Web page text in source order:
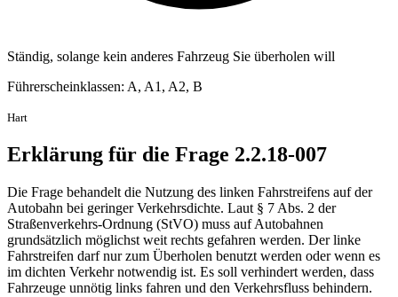
Ständig, solange kein anderes Fahrzeug Sie überholen will
Führerscheinklassen: A, A1, A2, B
Hart
Erklärung für die Frage 2.2.18-007
Die Frage behandelt die Nutzung des linken Fahrstreifens auf der
Autobahn bei geringer Verkehrsdichte. Laut § 7 Abs. 2 der
Straßenverkehrs-Ordnung (StVO) muss auf Autobahnen
grundsätzlich möglichst weit rechts gefahren werden. Der linke
Fahrstreifen darf nur zum Überholen benutzt werden oder wenn es
im dichten Verkehr notwendig ist. Es soll verhindert werden, dass
Fahrzeuge unnötig links fahren und den Verkehrsfluss behindern.